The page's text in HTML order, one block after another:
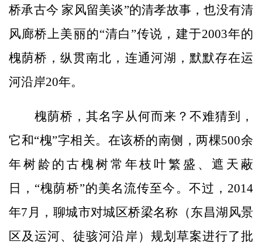
桥承古今 家风留美谈”的清孝故事，也没有清
风廊桥上美丽的“清白”传说，建于2003年的
槐荫桥，纵贯南北，连通河湖，默默存在运
河沿岸20年。
槐荫桥，其名字从何而来？不难猜到，
它和“槐”字相关。在该桥的南侧，两棵500余
年树龄的古槐树常年枝叶繁盛、遮天蔽
日，“槐荫桥”的美名流传至今。不过，2014
年7月，聊城市对城区桥梁名称（东昌湖风景
区及运河、徒骇河沿岸）规划草案进行了批